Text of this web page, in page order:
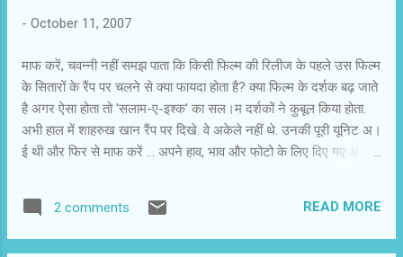
पारिवारिक फिल्म है.दो बहने हैं.बड़ी को परिवार की जिम्मेदारी
की अँधेरी गुफाओं में समां जाती है और फिर जब एक बार
छोटी को उसकी सच्चाई कि जानकारी मिलती है तो उसे
अपना वजूद सालने लगता है. दादा प्रदीप सरकार से
उम्मीद है कि वे एक पारिवारिक फिल्म दिखायेंगे. इस हफ्ते
शाहरुख़ खान ओम शांति ओम की टीम के साथ रैंप पर उ...
- October 11, 2007
माफ करें, चवन्नी नहीं समझ पाता कि किसी फिल्म की रिलीज के पहले उस फिल्म
के सितारों के रैंप पर चलने से क्या फायदा होता है? क्या फिल्म के दर्शक बढ़ जाते
है अगर ऐसा होता तो 'सलाम-ए-इश्क' का सल।म दर्शकों ने कुबूल किया होता.
अभी हाल में शाहरुख खान रैंप पर दिखे. वे अकेले नहीं थे. उनकी पूरी यूनिट अ।
ई थी और फिर से माफ करें ... अपने हाव, भाव और फोटो के लिए दिए गए अंदाज
ठवां दशक ही बॉलीवुड है. उनकी यह समझ विदेश की यात्राओं और विदेशियों की
सोच से बनी है. अगर हिंदी फिल्मों के अ।म दर्शक से बॉलीवुड का मतलब पूछें तो
2 comments READ MORE